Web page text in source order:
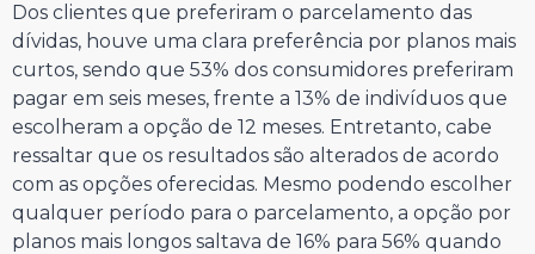
Dos clientes que preferiram o parcelamento das
dívidas, houve uma clara preferência por planos mais
curtos, sendo que 53% dos consumidores preferiram
pagar em seis meses, frente a 13% de indivíduos que
escolheram a opção de 12 meses. Entretanto, cabe
ressaltar que os resultados são alterados de acordo
com as opções oferecidas. Mesmo podendo escolher
qualquer período para o parcelamento, a opção por
planos mais longos saltava de 16% para 56% quando